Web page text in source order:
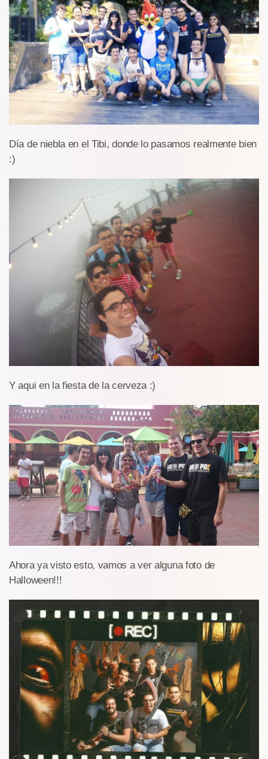
Día de niebla en el Tibi, donde lo pasamos realmente bien
:)
Y aqui en la fiesta de la cerveza :)
Ahora ya visto esto, vamos a ver alguna foto de
Halloween!!!